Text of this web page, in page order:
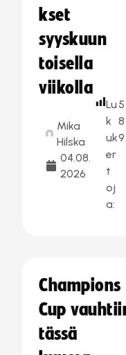
kset
syyskuun
toisella
viikolla
Mika
Hilska
04.08.
2026
Lu
k
uk
er
t
oj
a:
5
8
9
Champions
Cup
tässä